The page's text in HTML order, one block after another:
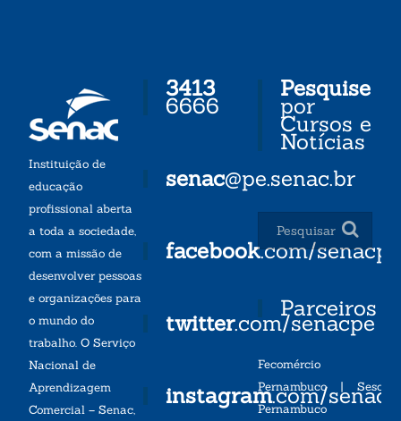
Instituição de
educação
profissional aberta
a toda a sociedade,
com a missão de
desenvolver pessoas
e organizações para
o mundo do
trabalho. O Serviço
Nacional de
Aprendizagem
Comercial – Senac,
3413
6666
senac@pe.senac.br
facebook.com/senacpe
twitter.com/senacpe
instagram.com/
Pesquise
por
Cursos e
Notícias
Parceiros
Fecomércio
Pernambuco| Sesc
Pernambuco